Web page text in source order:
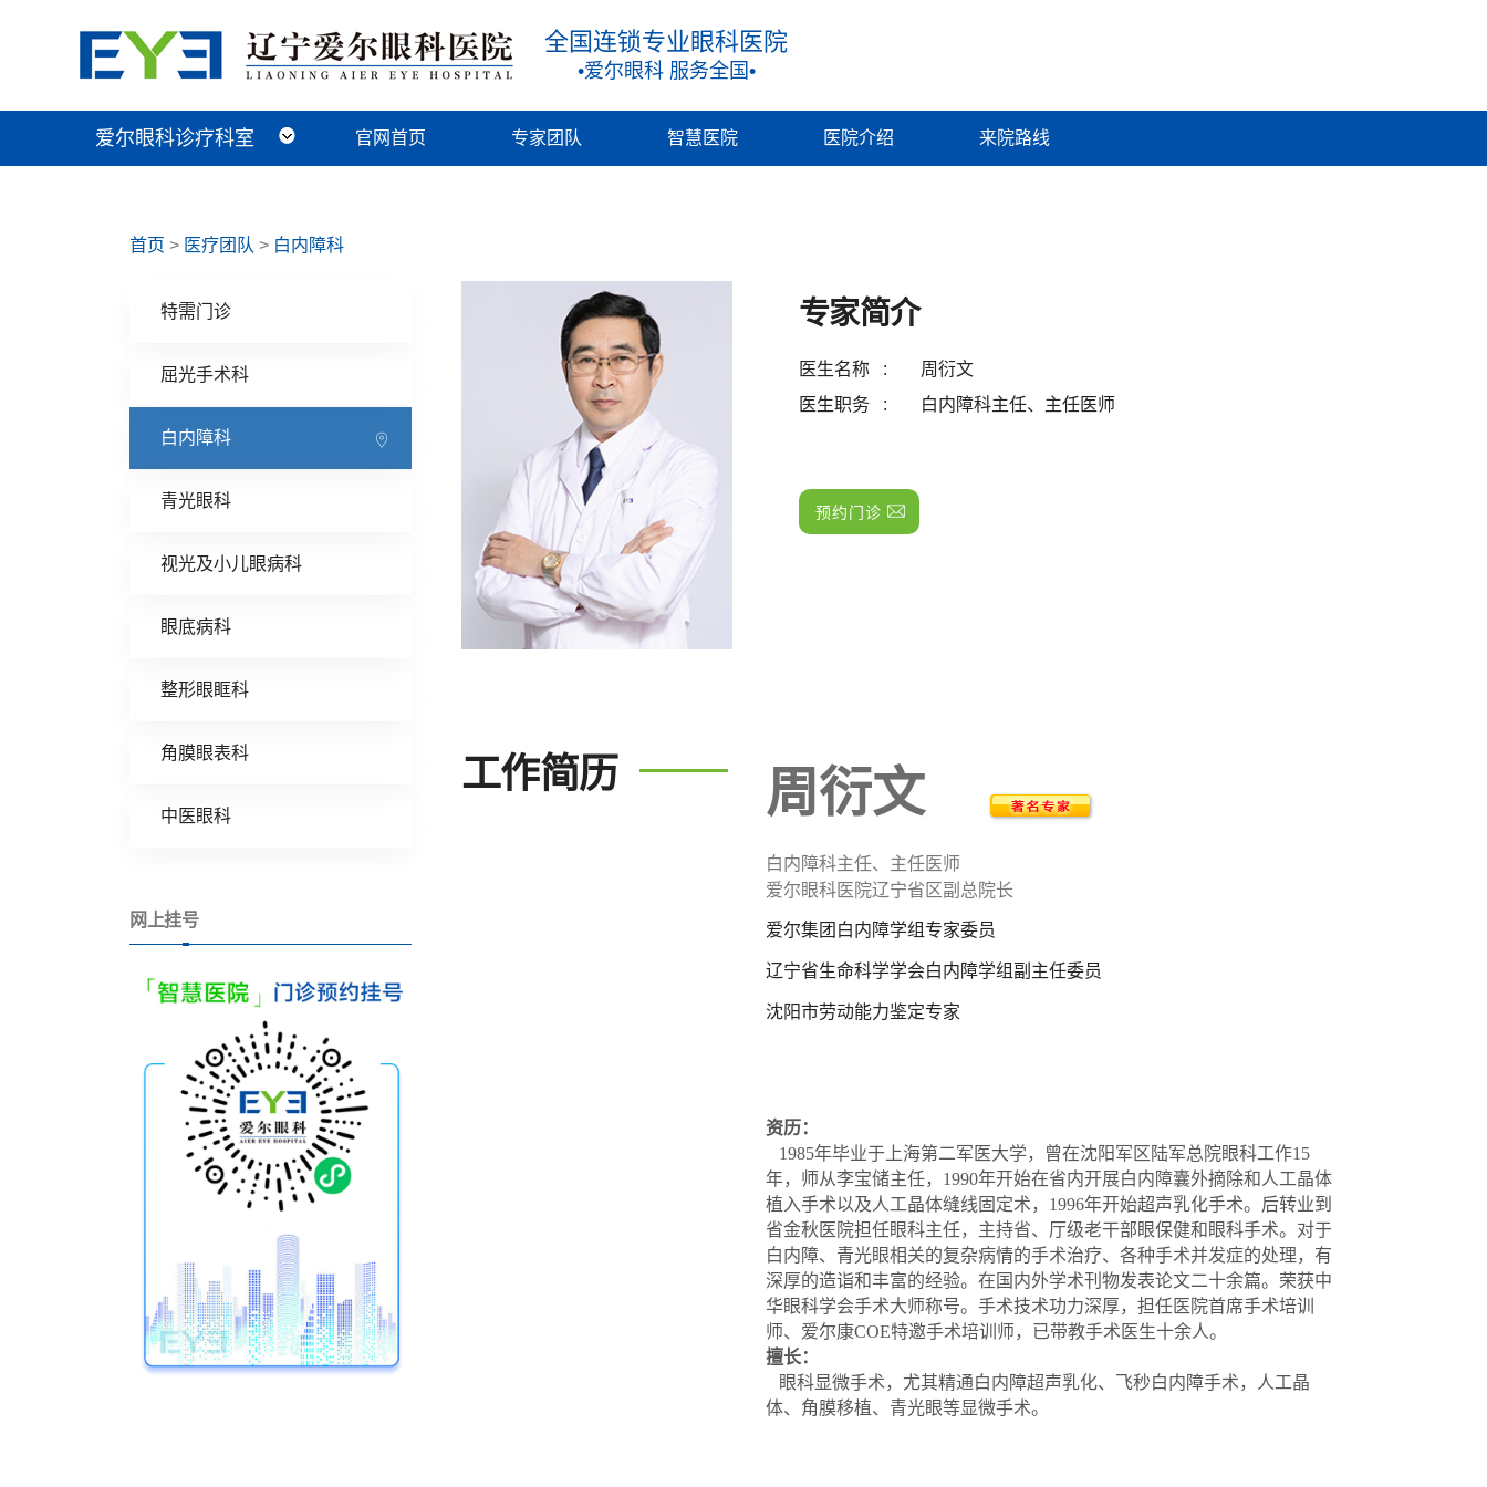
全国连锁专业眼科医院
•爱尔眼科 服务全国•
爱尔眼科诊疗科室
近视手术科
视光及小儿眼病科
白内障科
青光眼科
角膜眼表科
整形眼眶科
眼底病科
中医眼科 官网首页 专家团队 智慧医院 医院介绍 来院路线
首页 > 医疗团队 > 白内障科
特需门诊
屈光手术科
白内障科
青光眼科
视光及小儿眼病科
眼底病科
整形眼眶科
角膜眼表科
中医眼科
网上挂号
专家简介
医生名称
周衍文
医生职务
白内障科主任、主任医师
预约门诊
工作简历 周衍文
白内障科主任、主任医师
爱尔眼科医院辽宁省区副总院长
爱尔集团白内障学组专家委员
辽宁省生命科学学会白内障学组副主任委员
沈阳市劳动能力鉴定专家
资历：
1985年毕业于上海第二军医大学，曾在沈阳军区陆军总院眼科工作15
年，师从李宝储主任，1990年开始在省内开展白内障囊外摘除和人工晶体
植入手术以及人工晶体缝线固定术，1996年开始超声乳化手术。后转业到
省金秋医院担任眼科主任，主持省、厅级老干部眼保健和眼科手术。对于
白内障、青光眼相关的复杂病情的手术治疗、各种手术并发症的处理，有
深厚的造诣和丰富的经验。在国内外学术刊物发表论文二十余篇。荣获中
华眼科学会手术大师称号。手术技术功力深厚，担任医院首席手术培训
师、爱尔康COE特邀手术培训师，已带教手术医生十余人。
擅长：
眼科显微手术，尤其精通白内障超声乳化、飞秒白内障手术，人工晶
体、角膜移植、青光眼等显微手术。